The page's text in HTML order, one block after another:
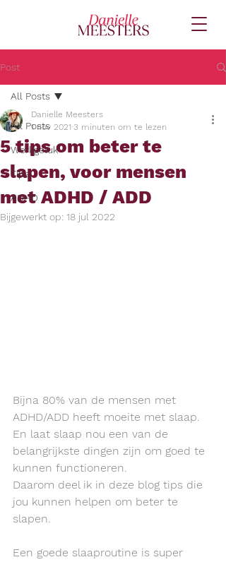
Post
All Posts
Werkgeluk
Tips
ADHD
All Posts
5 tips om beter te
slapen, voor mensen
met ADHD / ADD
Danielle Meesters
1 nov 2021 3 minuten om te lezen
Bijgewerkt op: 18 jul 2022
Bijna 80% van de mensen met
ADHD/ADD heeft moeite met slaap.
En laat slaap nou een van de
belangrijkste dingen zijn om goed te
kunnen functioneren.
Daarom deel ik in deze blog tips die
jou kunnen helpen om beter te
slapen.
Een goede slaaproutine is super